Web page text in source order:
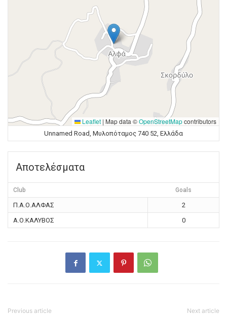
Leaflet | Map data ©OpenStreetMapcontributors
Unnamed Road, Μυλοπόταμος 740 52, Ελλάδα
Αποτελέσματα
Club Goals
Π.Α.Ο.ΑΛΦΑΣ
2
Α.Ο.ΚΑΛΥΒΟΣ
0
Previous article Next article